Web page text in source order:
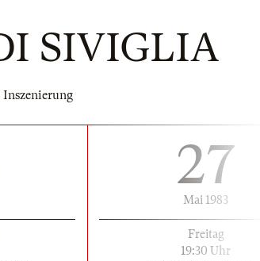
SIVIGLIA
27
Mai 1983
Freitag
19:30 Uhr